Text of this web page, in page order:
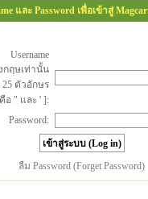
และ Password เพื่อเข้าสู่
Username
กฤษเท่านั้น
ตัวอักษร
อ " และ ' ]:
Password:
ลืม Password (Forget Password)